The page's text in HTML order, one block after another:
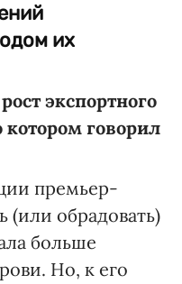
их
экспортного
говорил
премьер-
обрадовать)
больше
Но, к его